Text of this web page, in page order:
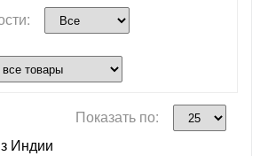
Показать по:
Индии